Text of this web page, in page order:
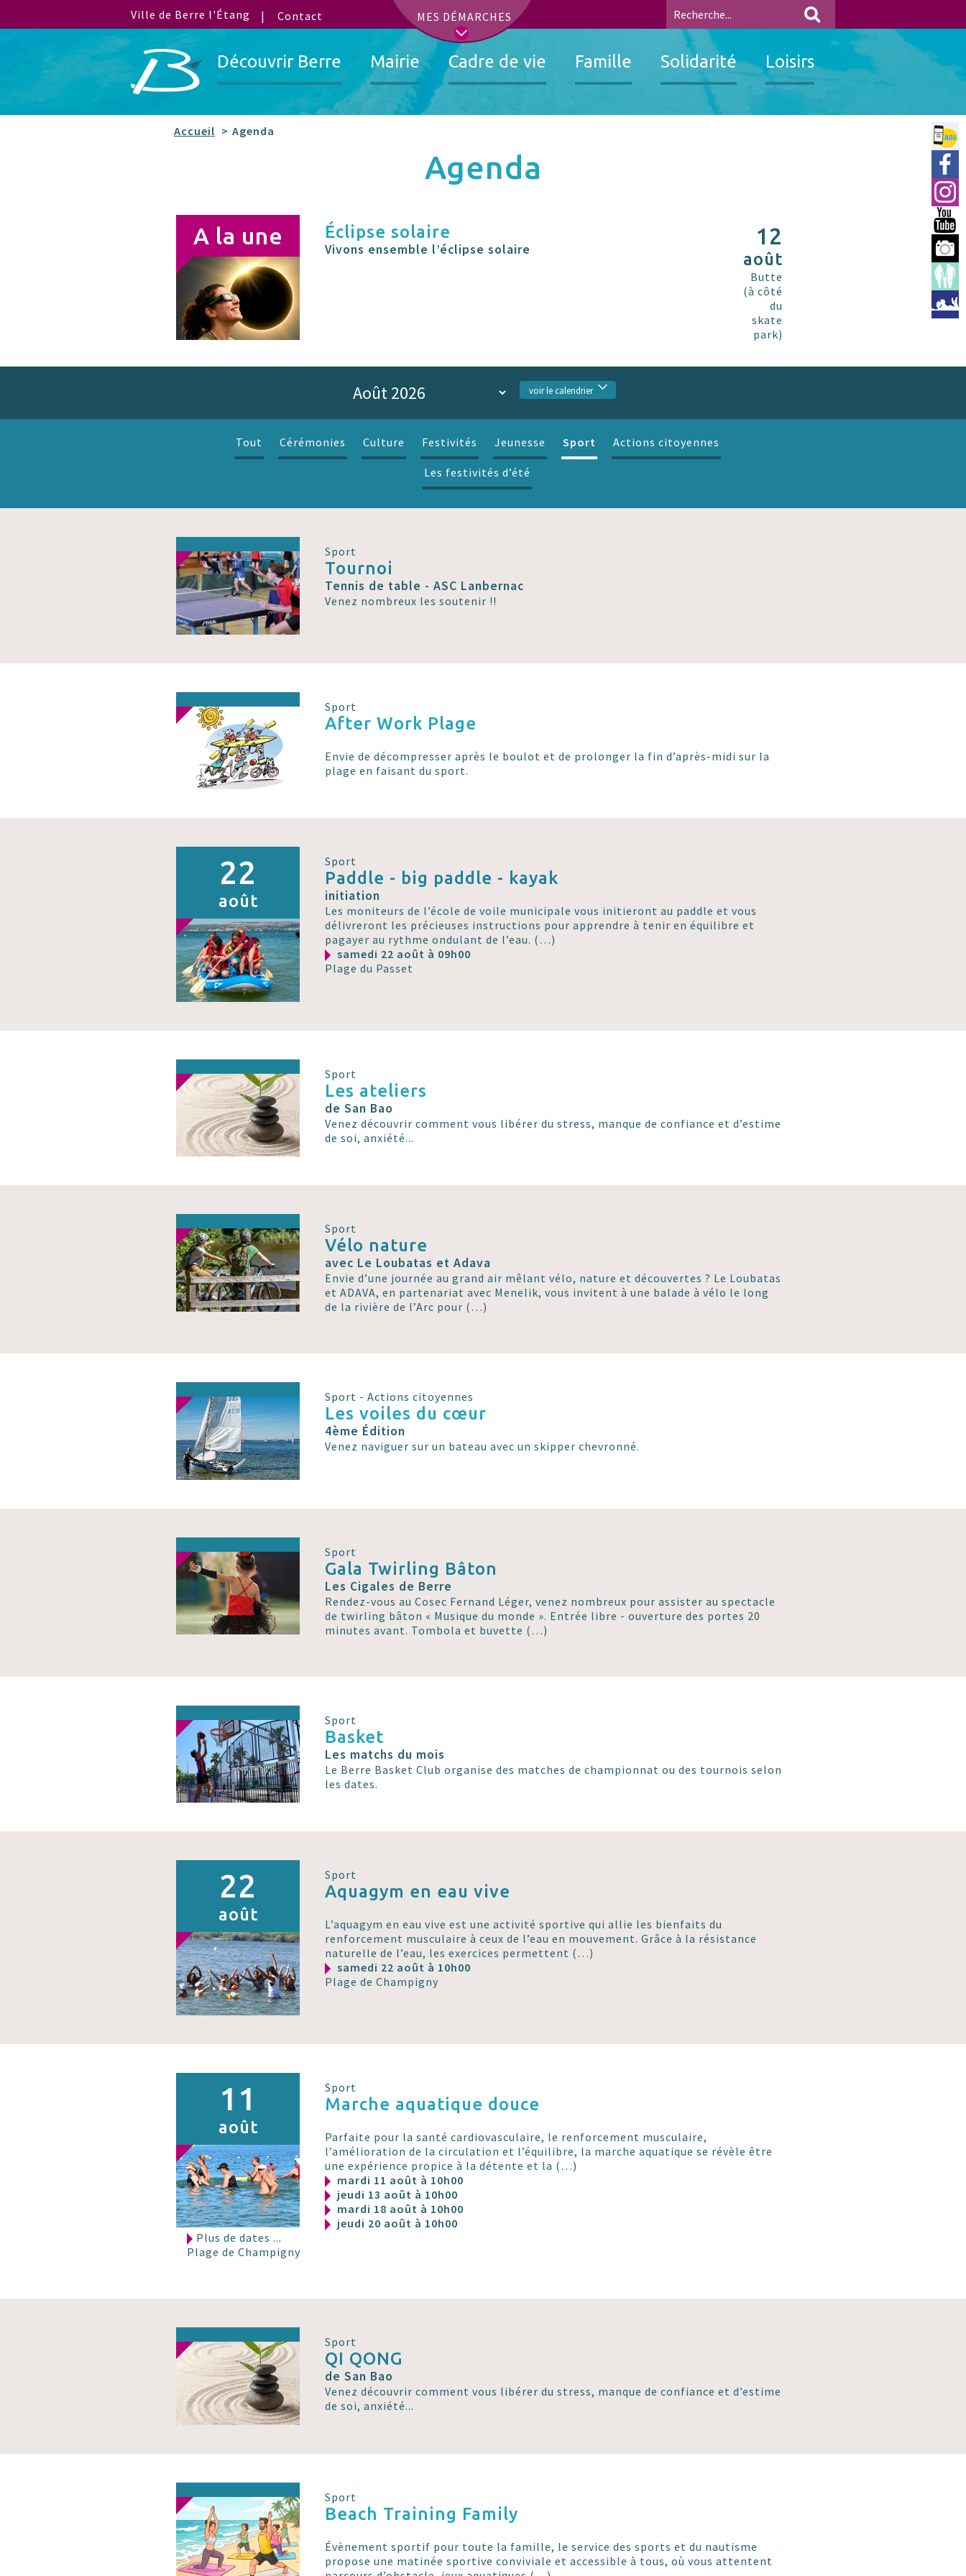
Ville de Berre l'Étang MES DÉMARCHES
Contact
Découvrir Berre Mairie Cadre de vie Famille Solidarité Loisirs
Allo
Ville
You
Accueil Agenda
Agenda
A la une Éclipse solaire
Vivons ensemble l’éclipse solaire
12
août
Butte
(à côté
du
skate
park)
voir le calendrier
Tout Cérémonies Culture Festivités Jeunesse Sport Actions citoyennes
Les festivités d’été
Sport
Tournoi
Tennis de table - ASC Lanbernac
Venez nombreux les soutenir !!
Sport
After Work Plage
Envie de décompresser après le boulot et de prolonger la fin d’après-midi sur la
plage en faisant du sport.
22
août
Sport
Paddle - big paddle - kayak
initiation
Les moniteurs de l’école de voile municipale vous initieront au paddle et vous
délivreront les précieuses instructions pour apprendre à tenir en équilibre et
pagayer au rythme ondulant de l’eau. (…)
samedi 22 août à 09h00
Plage du Passet
Sport
Les ateliers
de San Bao
Venez découvrir comment vous libérer du stress, manque de confiance et d’estime
de soi, anxiété...
Sport
Vélo nature
avec Le Loubatas et Adava
Envie d’une journée au grand air mêlant vélo, nature et découvertes ? Le Loubatas
et ADAVA, en partenariat avec Menelik, vous invitent à une balade à vélo le long
de la rivière de l’Arc pour (…)
Sport - Actions citoyennes
Les voiles du cœur
4ème Édition
Venez naviguer sur un bateau avec un skipper chevronné.
Sport
Gala Twirling Bâton
Les Cigales de Berre
Rendez-vous au Cosec Fernand Léger, venez nombreux pour assister au spectacle
de twirling bâton « Musique du monde ». Entrée libre - ouverture des portes 20
minutes avant. Tombola et buvette (…)
Sport
Basket
Les matchs du mois
Le Berre Basket Club organise des matches de championnat ou des tournois selon
les dates.
22
août
Sport
Aquagym en eau vive
L’aquagym en eau vive est une activité sportive qui allie les bienfaits du
renforcement musculaire à ceux de l’eau en mouvement. Grâce à la résistance
naturelle de l’eau, les exercices permettent (…)
samedi 22 août à 10h00
Plage de Champigny
11
août
Sport
Marche aquatique douce
Parfaite pour la santé cardiovasculaire, le renforcement musculaire,
l’amélioration de la circulation et l’équilibre, la marche aquatique se révèle être
une expérience propice à la détente et la (…)
mardi 11 août à 10h00
jeudi 13 août à 10h00
mardi 18 août à 10h00
jeudi 20 août à 10h00
Plus de dates ...
Plage de Champigny
Sport
QI QONG
de San Bao
Venez découvrir comment vous libérer du stress, manque de confiance et d’estime
de soi, anxiété...
Sport
Beach Training Family
Évènement sportif pour toute la famille, le service des sports et du nautisme
propose une matinée sportive conviviale et accessible à tous, où vous attentent